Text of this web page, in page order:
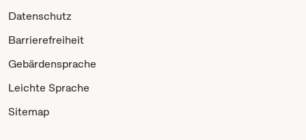
Datenschutz
Barrierefreiheit
Gebärdensprache
Leichte Sprache
Sitemap